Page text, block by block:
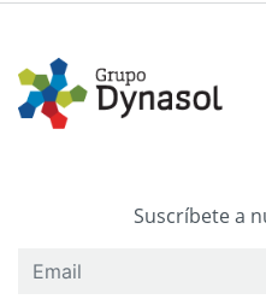
Suscríbete a